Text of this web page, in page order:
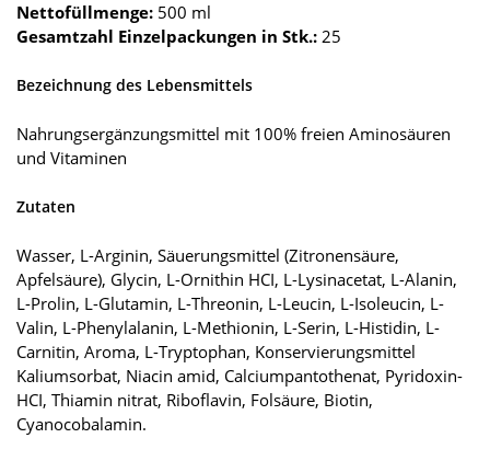
Nettofüllmenge: 500 ml
Gesamtzahl Einzelpackungen in Stk.: 25
Bezeichnung des Lebensmittels
Nahrungsergänzungsmittel mit 100% freien Aminosäuren
und Vitaminen
Zutaten
Wasser, L-Arginin, Säuerungsmittel (Zitronensäure,
Apfelsäure), Glycin, L-Ornithin HCI, L-Lysinacetat, L-Alanin,
L-Prolin, L-Glutamin, L-Threonin, L-Leucin, L-Isoleucin, L-
Valin, L-Phenylalanin, L-Methionin, L-Serin, L-Histidin, L-
Carnitin, Aroma, L-Tryptophan, Konservierungsmittel
Kaliumsorbat, Niacin amid, Calciumpantothenat, Pyridoxin-
HCI, Thiamin nitrat, Riboflavin, Folsäure, Biotin,
Cyanocobalamin.